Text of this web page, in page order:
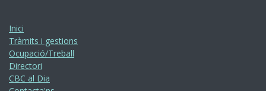
Inici
Tràmits i gestions
Ocupació/Treball
Directori
CBC al Dia